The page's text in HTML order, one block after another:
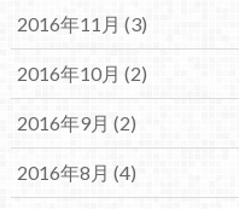
2016年11月 (3)
2016年10月 (2)
2016年9月 (2)
2016年8月 (4)